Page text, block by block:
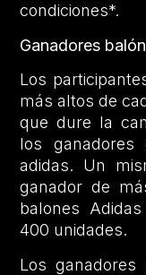
condiciones*.
Ganadores
Los
más altos de
que dure la
los
adidas. Un
ganador de
balones
400 unidades.
Los